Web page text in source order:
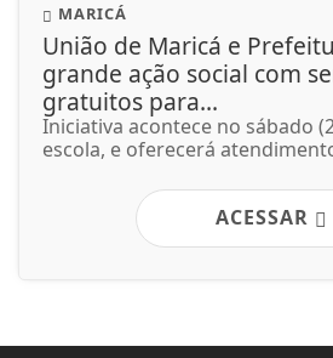
MARICÁ
União de Maricá e
grande ação social com
gratuitos para...
Iniciativa acontece no sábado
escola, e oferecerá
ACESSAR